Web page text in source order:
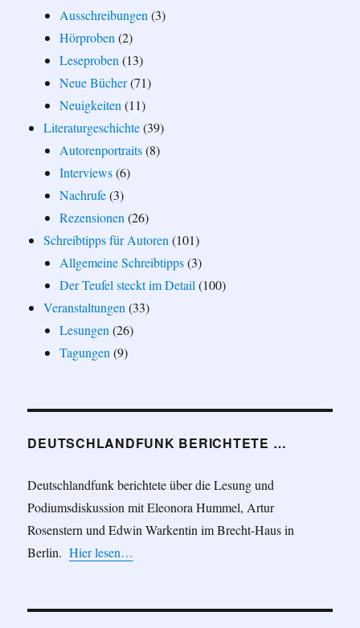
Ausschreibungen (3)
Hörproben (2)
Leseproben (13)
Neue Bücher(71)
Neuigkeiten (11)
Literaturgeschichte(39)
Autorenportraits(8)
Interviews(6)
Nachrufe(3)
Rezensionen (26)
Schreibtipps für Autoren (101)
Allgemeine Schreibtipps(3)
Der Teufel steckt im Detail (100)
Veranstaltungen (33)
Lesungen (26)
Tagungen (9)
DEUTSCHLANDFUNK BERICHTETE …
Deutschlandfunk berichtete über die Lesung und
Podiumsdiskussion mit Eleonora Hummel, Artur
Rosenstern und Edwin Warkentin im Brecht-Haus in
Berlin.Hier lesen…